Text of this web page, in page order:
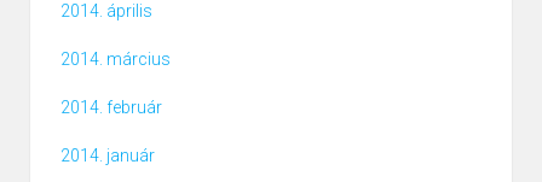
2014. április
2014. március
2014. február
2014. január